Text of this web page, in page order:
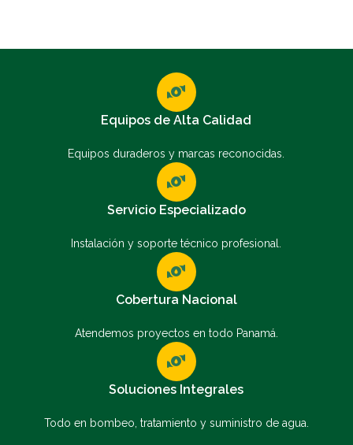
Equipos de Alta Calidad
Equipos duraderos y marcas reconocidas.
Servicio Especializado
Instalación y soporte técnico profesional.
Cobertura Nacional
Atendemos proyectos en todo Panamá.
Soluciones Integrales
Todo en bombeo, tratamiento y suministro de agua.